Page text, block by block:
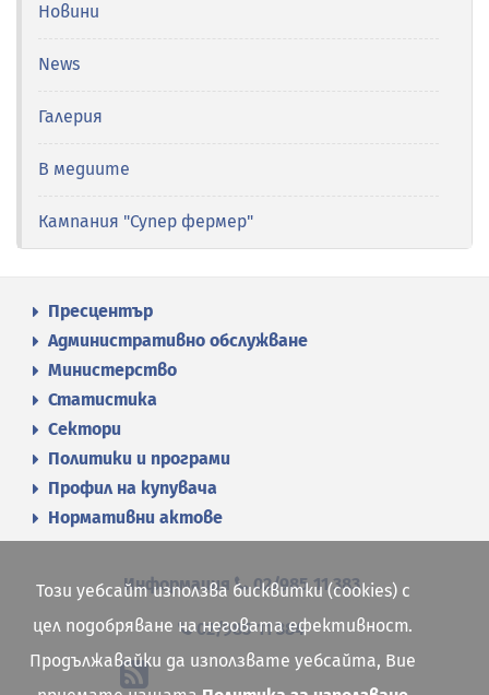
Новини
News
Галерия
В медиите
Кампания "Супер фермер"
Пресцентър
Административно обслужване
Министерство
Статистика
Сектори
Политики и програми
Профил на купувача
Нормативни актове
Информация 02/985 11 383
02/985 11 384
Този уебсайт използва бисквитки (cookies) с
цел подобряване на неговата ефективност.
Продължавайки да използвате уебсайта, Вие